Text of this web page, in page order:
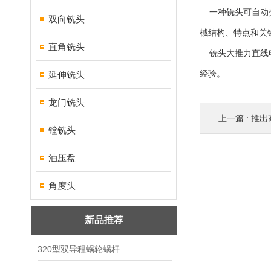
双向铣头
直角铣头
延伸铣头
龙门铣头
镗铣头
油压盘
角度头
新品推荐
320型双导程蜗轮蜗杆
一种铣头可自动
械结构、特点和关
铣头大推力直
经验。
上一篇 : 推出